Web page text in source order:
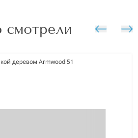
смотрели
деревом Armwood 51